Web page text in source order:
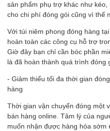
sản phẩm phụ trợ khác như
cho chi phí đóng gói cũng vì thế
Với túi niêm phong đóng hàng
hoàn toàn các công cụ hỗ trợ
Giờ đây bạn chỉ cần bóc phần
là đã hoàn thành quá trình đóng
- Giảm thiểu tối đa thời gian
hàng
Thời gian vận chuyển đóng một
bán hàng online. Tâm lý của
muốn nhận được hàng hóa sớm